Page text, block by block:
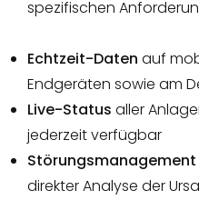
spezifischen
Echtzeit-Daten auf
Endgeräten sowie am
Live-Status aller
jederzeit verfügbar
Störungsmanagement
direkter Analyse der